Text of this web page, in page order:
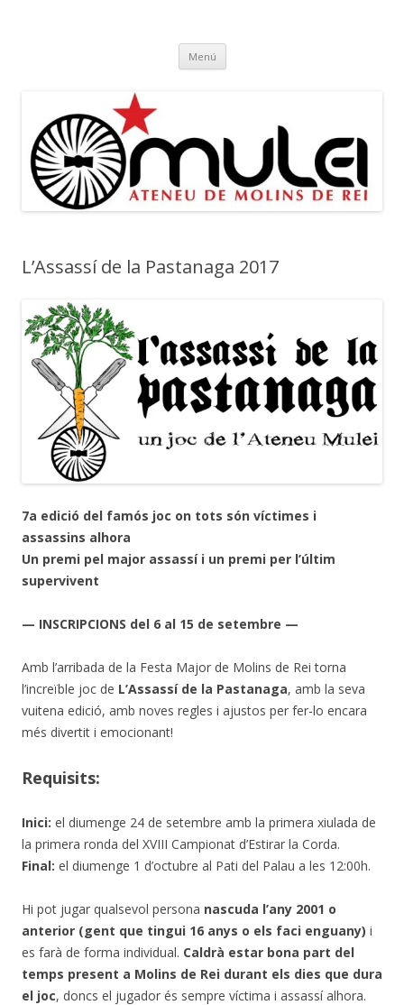
Menú Vés
contingut
L’Assassí de la Pastanaga 2017
7a edició del famós joc on tots són víctimes i
assassins alhora
Un premi pel major assassí i un premi per l’últim
supervivent
— INSCRIPCIONS del 6 al 15 de setembre —
Amb l’arribada de la Festa Major de Molins de Rei torna
l’increïble joc de L’Assassí de la Pastanaga, amb la seva
vuitena edició, amb noves regles i ajustos per fer-lo encara
més divertit i emocionant!
Requisits:
Inici: el diumenge 24 de setembre amb la primera xiulada de
la primera ronda del XVIII Campionat d’Estirar la Corda.
Final: el diumenge 1 d’octubre al Pati del Palau a les 12:00h.
Hi pot jugar qualsevol persona nascuda l’any 2001 o
anterior (gent que tingui 16 anys o els faci enguany) i
es farà de forma individual. Caldrà estar bona part del
temps present a Molins de Rei durant els dies que dura
el joc, doncs el jugador és sempre víctima i assassí alhora.